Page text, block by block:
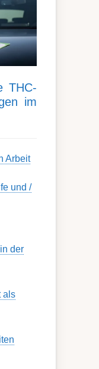
THC-
im
Ar­beit
und /
der
als